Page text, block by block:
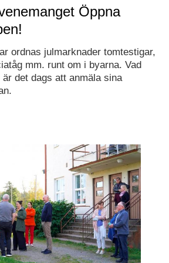
Öppna
ordnas julmarknader tomtestigar,
mm. runt om i byarna. Vad
det dags att anmäla sina